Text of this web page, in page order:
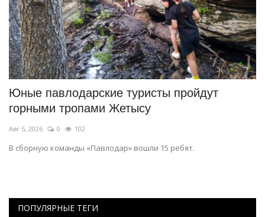
Юные павлодарские туристы пройдут
горными тропами Жетысу
Авг 5, 2026 0 102
В сборную команды «Павлодар» вошли 15 ребят.
ПОПУЛЯРНЫЕ ТЕГИ